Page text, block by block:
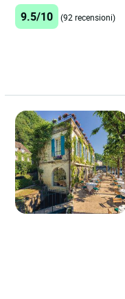
9.5/10 (92 recensioni)